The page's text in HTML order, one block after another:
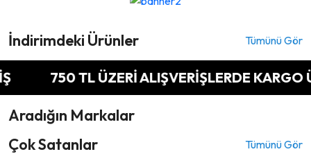
İndirimdeki Ürünler Tümünü Gör
750 TL ÜZERİ ALIŞVERİŞLERDE KARGO
Aradığın Markalar
Çok Satanlar
Tümünü Gör